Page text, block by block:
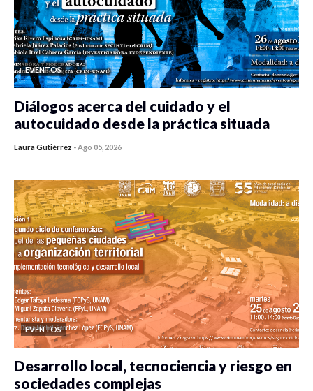
EVENTOS
Diálogos acerca del cuidado y el
autocuidado desde la práctica situada
Laura Gutiérrez -Ago 05, 2026
EVENTOS
Desarrollo local, tecnociencia y riesgo en
sociedades complejas